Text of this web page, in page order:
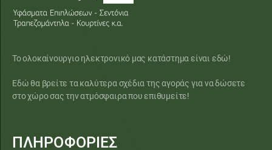
Το ολοκαίνουργιο ηλεκτρονικό μας κατάστημα είναι εδώ!
Εδώ θα βρείτε τα καλύτερα σχέδια της αγοράς για να δώσετε
στο χώρο σας την ατμόσφαιρα που επιθυμείτε!
ΠΛΗΡΟΦΟΡΙΕΣ